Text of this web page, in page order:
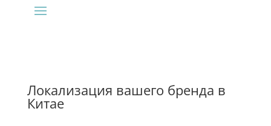
Локализация вашего бренда в
Китае